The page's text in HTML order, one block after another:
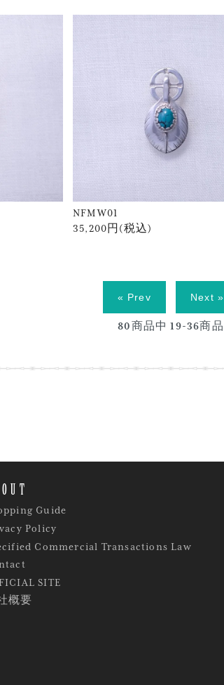
NFMW01
35,200円(税込)
« Prev Next »
80 商品中 19-36商品
Guide
Policy
Commercial Transactions Law
SITE
概要